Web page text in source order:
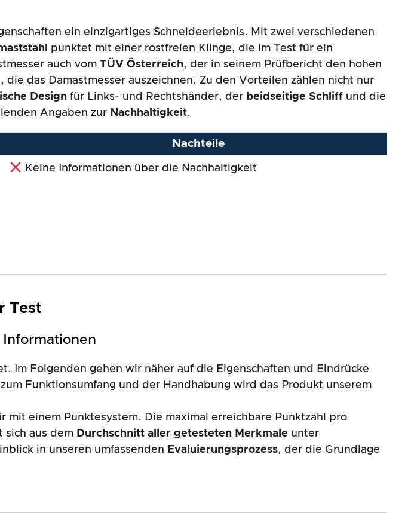
ein einzigartiges Schneideerlebnis. Mit zwei verschiedenen
punktet mit einer rostfreien Klinge, die im Test für ein
auch vom TÜV Österreich, der in seinem Prüfbericht den hohen
das Damastmesser auszeichnen. Zu den Vorteilen zählen nicht nur
Design für Links- und Rechtshänder, der beidseitige Schliff und die
Angaben zur Nachhaltigkeit.
Nachteile
Keine Informationen über die Nachhaltigkeit
Test
Im Folgenden gehen wir näher auf die Eigenschaften und Eindrücke
Funktionsumfang und der Handhabung wird das Produkt unserem
einem Punktesystem. Die maximal erreichbare Punktzahl pro
sich aus dem Durchschnitt aller getesteten Merkmale unter
in unseren umfassenden Evaluierungsprozess, der die Grundlage